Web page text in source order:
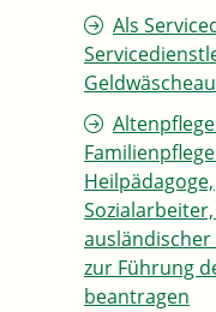
Als
zur Führung
beantragen